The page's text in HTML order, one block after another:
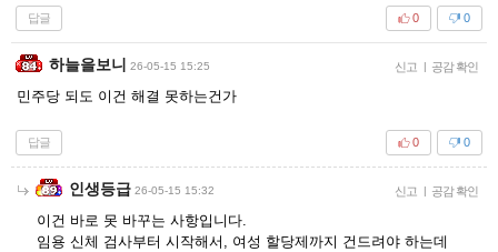
답글 0
0
하늘을보니 26-05-15 15:25 신고 | 공감 확인
민주당 되도 이건 해결 못하는건가
답글 0
0
인생등급 26-05-15 15:32 신고 | 공감 확인
이건 바로 못 바꾸는 사항입니다.
임용 신체 검사부터 시작해서, 여성 할당제까지 건드려야 하는데